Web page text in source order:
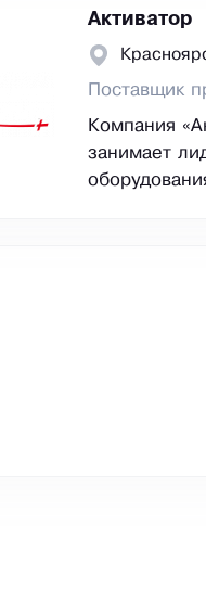
Активатор
Поставщик
Компания
занимает